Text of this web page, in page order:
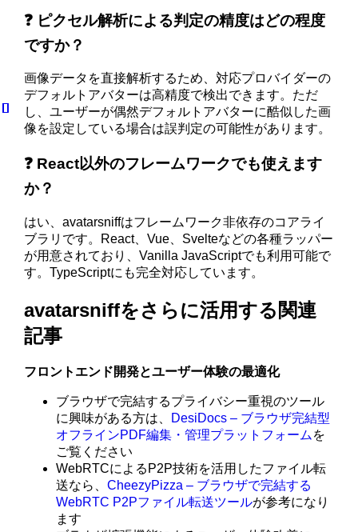
❓ ピクセル解析による判定の精度はどの程度
ですか？
画像データを直接解析するため、対応プロバイダーの
デフォルトアバターは高精度で検出できます。ただ
し、ユーザーが偶然デフォルトアバターに酷似した画
像を設定している場合は誤判定の可能性があります。
❓ React以外のフレームワークでも使えます
か？
はい、avatarsniffはフレームワーク非依存のコアライ
ブラリです。React、Vue、Svelteなどの各種ラッパー
が用意されており、Vanilla JavaScriptでも利用可能で
す。TypeScriptにも完全対応しています。
avatarsniffをさらに活用する関連
記事
フロントエンド開発とユーザー体験の最適化
ブラウザで完結するプライバシー重視のツール
に興味がある方は、 DesiDocs – ブラウザ完結型
オフラインPDF編集・管理プラットフォームを
ご覧ください
WebRTCによるP2P技術を活用したファイル転
送なら、CheezyPizza – ブラウザで完結する
WebRTC P2Pファイル転送ツールが参考になり
ます